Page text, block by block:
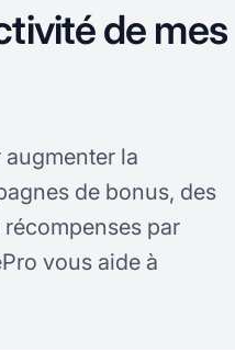
de mes
la
de bonus, des
par
vous aide à